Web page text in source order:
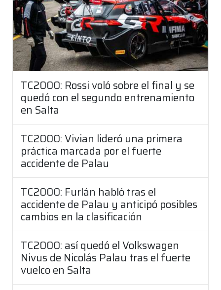
TC2000: Rossi voló sobre el final y se
quedó con el segundo entrenamiento
en Salta
TC2000: Vivian lideró una primera
práctica marcada por el fuerte
accidente de Palau
TC2000: Furlán habló tras el
accidente de Palau y anticipó posibles
cambios en la clasificación
TC2000: así quedó el Volkswagen
Nivus de Nicolás Palau tras el fuerte
vuelco en Salta